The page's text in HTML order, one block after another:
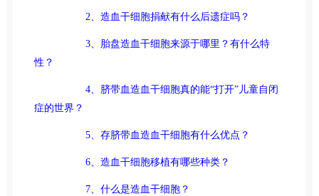
2、造血干细胞捐献有什么后遗症吗？
3、胎盘造血干细胞来源于哪里？有什么特
性？
4、脐带血造血干细胞真的能“打开”儿童自闭
症的世界？
5、存脐带血造血干细胞有什么优点？
6、造血干细胞移植有哪些种类？
7、什么是造血干细胞？